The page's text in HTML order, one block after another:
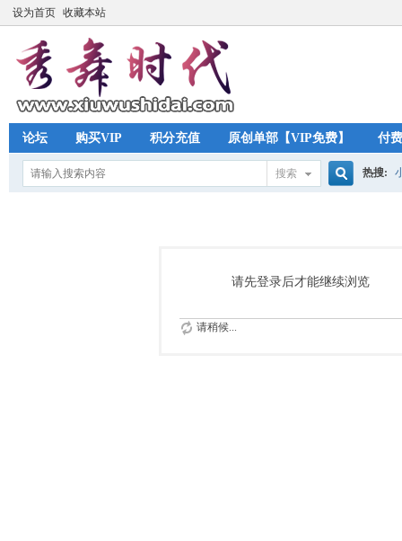
设为首页 收藏本站
论坛 购买VIP 积分充值 原创单部【VIP免费】 付
搜索
索
热搜:
请先登录后才能继续浏览
请稍候...